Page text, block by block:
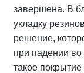
завершена. В
укладку
решение,
при падении во
такое